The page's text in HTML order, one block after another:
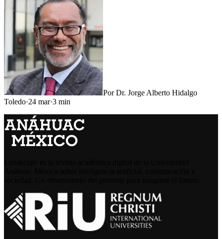
PorDr. Jorge Alberto Hidalgo
Toledo·24 mar·3 min